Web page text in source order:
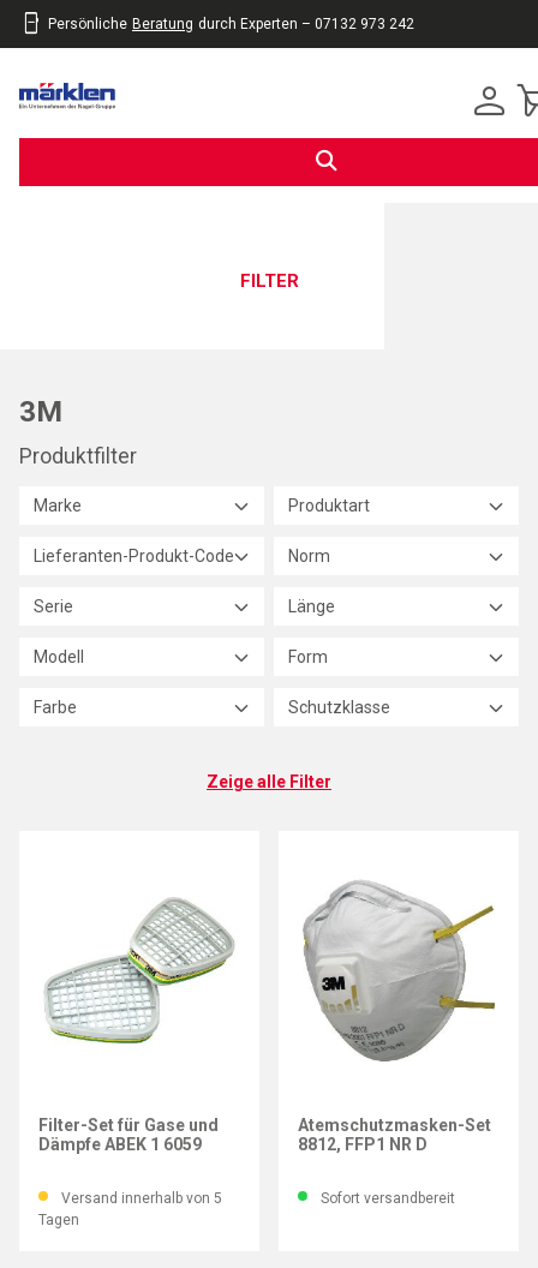
Persönliche Beratung durch Experten – 07132 973 242
FILTER
3M
Produktfilter
Marke Produktart
Lieferanten-Produkt-Code Norm
Serie Länge
Modell Form
Farbe Schutzklasse
Zeige alle Filter
Filter-Set für Gase und
Dämpfe ABEK 1 6059
Versand innerhalb von 5
Tagen
Atemschutzmasken-Set
8812, FFP1 NR D
Sofort versandbereit